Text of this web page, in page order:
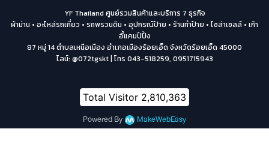
YF Thailand ศูนย์รวมสินค้าและบริการ 7 ธุรกิจ
ผ้าม่าน • อะไหล่รถเกี่ยว • รถพรวนดิน • อุปกรณ์ป้าย • ร้านทำป้าย • โซล่าเซลล์ • เก้า
อี้แคมป์ปิ้ง
87 หมู่ 14 ตำบลเหนือเมือง อำเภอเมืองร้อยเอ็ด จังหวัดร้อยเอ็ด 45000
ไลน์: @072tgskt | โทร 043-518259, 0951715943
Total Visitor 2,810,363
Powered By MakeWebEasy